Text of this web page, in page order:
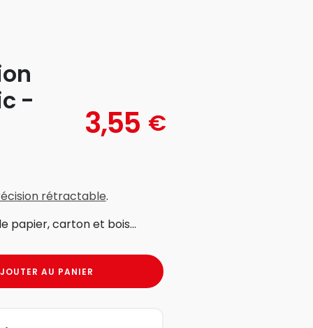
-
3,55 €
rétractable.
papier, carton et bois...
AU PANIER